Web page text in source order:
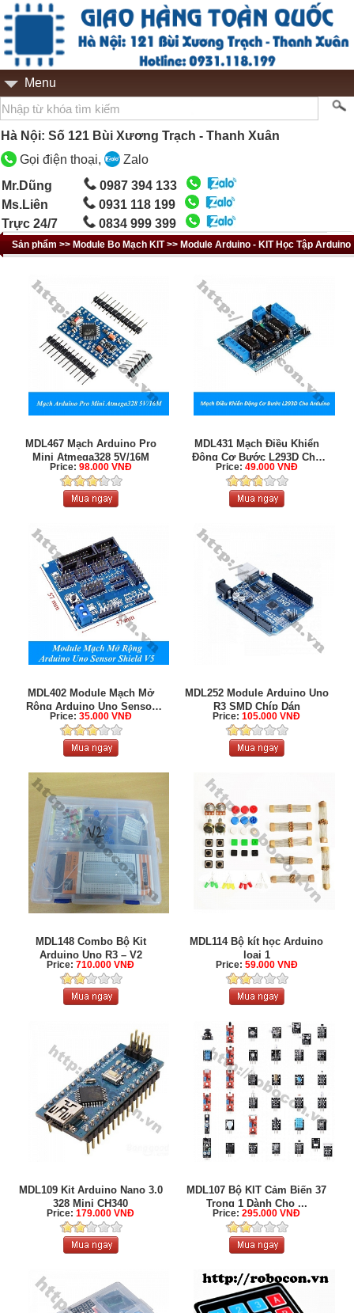
Menu
Hà Nội: Số 121 Bùi Xương Trạch - Thanh Xuân
Gọi điện thoại,
Zalo
Mr.Dũng
0987 394 133
Ms.Liên
0931 118 199
Trực 24/7
0834 999 399
Sản phẩm >> Module Bo Mạch KIT >> Module Arduino - KIT Học Tập Arduino
MDL467 Mạch Arduino Pro
Mini Atmega328 5V/16M
Price: 98.000 VNĐ
MDL431 Mạch Điều Khiển
Động Cơ Bước L293D Cho
Arduino
Price: 49.000 VNĐ
MDL402 Module Mạch Mở
Rộng Arduino Uno Sensor
Shield V5
Price: 35.000 VNĐ
MDL252 Module Arduino Uno
R3 SMD Chíp Dán
Price:105.000 VNĐ
MDL148 Combo Bộ Kit
Arduino Uno R3 – V2
Price:710.000 VNĐ
MDL114 Bộ kít học Arduino
loại 1
Price: 59.000 VNĐ
MDL109 Kit Arduino Nano 3.0
328 Mini CH340
Price:179.000 VNĐ
MDL107 Bộ KIT Cảm Biến 37
Trong 1 Dành Cho ...
Price:295.000 VNĐ